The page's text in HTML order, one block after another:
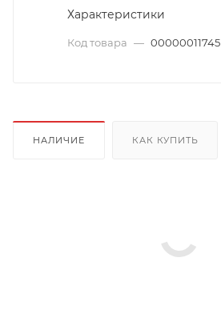
Характеристики
Код товара — 00000011745
НАЛИЧИЕ КАК КУПИТЬ